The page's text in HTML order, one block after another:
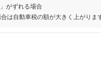
がずれる場合
は自動車税の額が大きく上がりま